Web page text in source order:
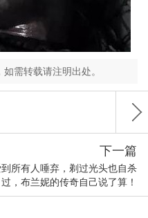
需转载请注明出处。
下一篇
所有人唾弃，剃过光头也自杀
过，布兰妮的传奇自己说了算！